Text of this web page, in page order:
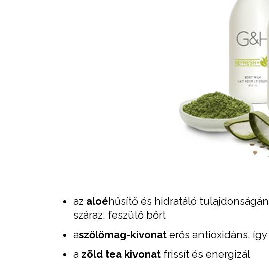
az aloéhűsítő és hidratáló
száraz, feszülő bőrt
aszőlőmag-kivonat erős antioxidáns,
a zöld tea kivonat frissít és energizál